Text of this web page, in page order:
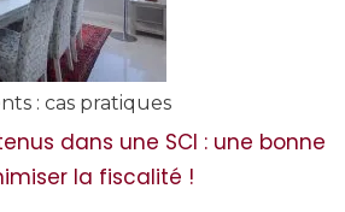
: cas pratiques
dans une SCI : une bonne
la fiscalité !